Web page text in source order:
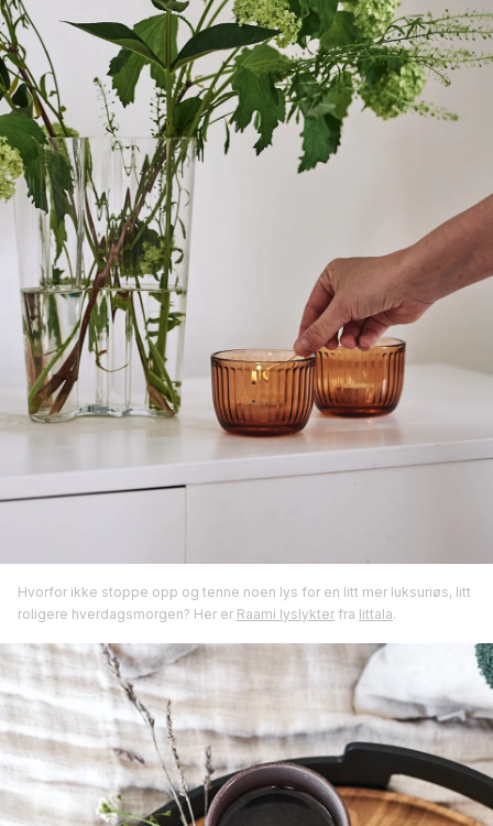
Hvorfor ikke stoppe opp og tenne noen lys for en litt mer luksuriøs, litt
roligere hverdagsmorgen? Her er Raami lyslykter fra Iittala.